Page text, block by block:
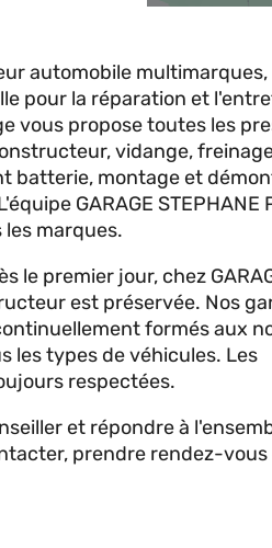
automobile
pour la réparation et
vous propose toutes les
vidange,
batterie, montage et
GARAGE STEPHANE
marques.
le premier jour, chez
est préservée. Nos
formés aux
les types de véhicules. Les
respectées.
et répondre à
prendre rendez-